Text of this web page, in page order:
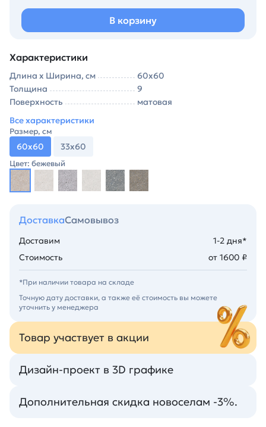
В корзину
Характеристики
Длина х Ширина, см
60х60
Толщина
9
Поверхность
матовая
Все характеристики
Размер, см
60х60 33х60
Цвет: бежевый
ДоставкаСамовывоз
Доставим
1-2 дня*
Стоимость
от 1600 ₽
*При наличии товара на складе
Точную дату доставки, а также её стоимость вы можете
уточнить у менеджера
Товар участвует в акции
Дизайн-проект в 3D графике
Дополнительная скидка новоселам -3%.